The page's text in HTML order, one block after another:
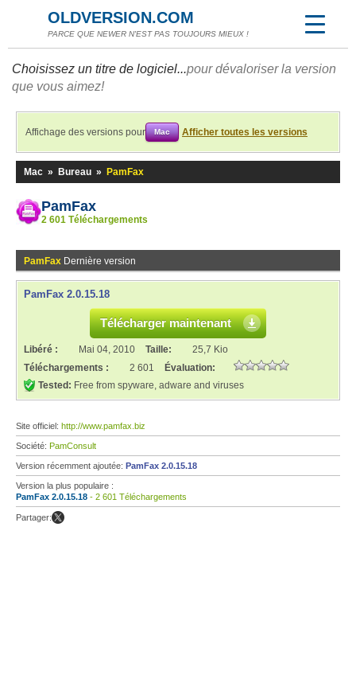
OLDVERSION.COM
PARCE QUE NEWER N'EST PAS TOUJOURS MIEUX !
Choisissez un titre de logiciel...pour dévaloriser la version
que vous aimez!
Affichage des versions pour Mac Afficher toutes les versions
Mac » Bureau » PamFax
PamFax
2 601 Téléchargements
PamFax Dernière version
PamFax 2.0.15.18
Télécharger maintenant
Libéré : Mai 04, 2010 Taille:
25,7 Kio
Téléchargements :
2 601
Évaluation:
Tested: Free from spyware, adware and viruses
Site officiel: http://www.pamfax.biz
Société: PamConsult
Version récemment ajoutée: PamFax 2.0.15.18
Version la plus populaire :
PamFax 2.0.15.18 - 2 601 Téléchargements
Partager: